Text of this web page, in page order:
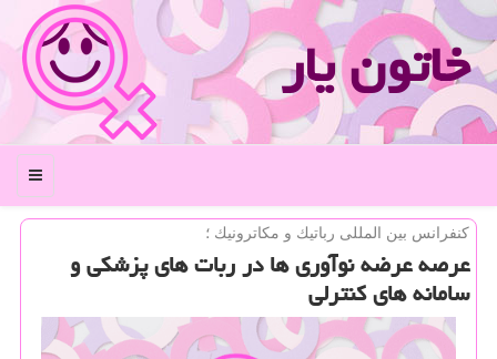
خاتون یار
منو
كنفرانس بین المللی رباتیك و مكاترونیك ؛
عرصه عرضه نوآوری ها در ربات های پزشكی و
سامانه های كنترلی